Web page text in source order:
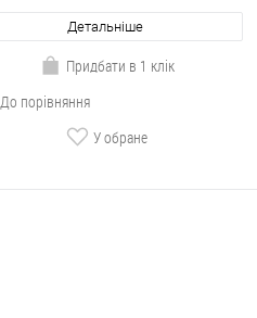
Детальніше
Придбати в 1 клік
До порівняння
У обране